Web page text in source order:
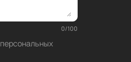
0/100
персональных